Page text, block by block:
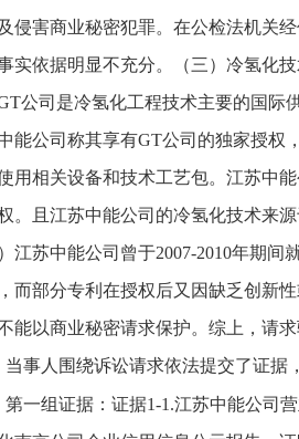
侵害商业秘密犯罪。在公检法机关
实依据明显不充分。（三）冷氢化
公司是冷氢化工程技术主要的国际
能公司称其享有GT公司的独家授权
用相关设备和技术工艺包。江苏中
。且江苏中能公司的冷氢化技术来
）江苏中能公司曾于2007-2010年期
而部分专利在授权后又因缺乏创新
能以商业秘密请求保护。综上，请
当事人围绕诉讼请求依法提交了证据
第一组证据：证据1-1.江苏中能公司